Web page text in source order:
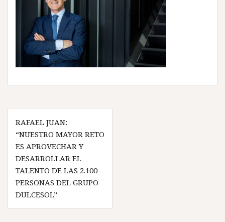
Navegación
de
entradas
RAFAEL JUAN:
“NUESTRO MAYOR RETO
ES APROVECHAR Y
DESARROLLAR EL
TALENTO DE LAS 2.100
PERSONAS DEL GRUPO
DULCESOL”